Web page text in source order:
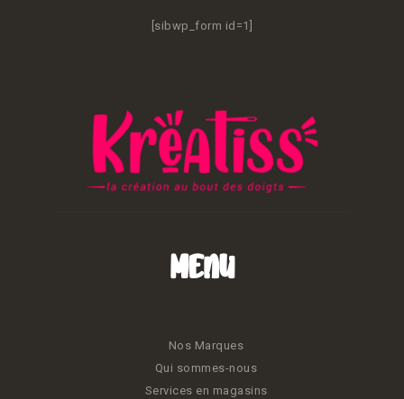
[sibwp_form id=1]
Menu
Nos Marques
Qui sommes-nous
Services en magasins